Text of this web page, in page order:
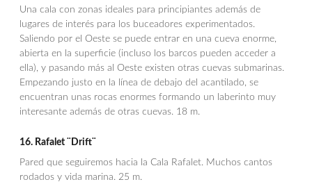
Una cala con zonas ideales para principiantes además de
lugares de interés para los buceadores experimentados.
Saliendo por el Oeste se puede entrar en una cueva enorme,
abierta en la superficie (incluso los barcos pueden acceder a
ella), y pasando más al Oeste existen otras cuevas submarinas.
Empezando justo en la línea de debajo del acantilado, se
encuentran unas rocas enormes formando un laberinto muy
interesante además de otras cuevas. 18 m.
16. Rafalet ¨Drift¨
Pared que seguiremos hacia la Cala Rafalet. Muchos cantos
rodados y vida marina. 25 m.